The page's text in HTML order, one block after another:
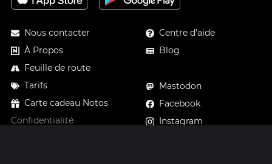
Nous contacter
À Propos
Feuille de route
Tarifs
Carte cadeau Notos
Confidentialité
Centre d'aide
Blog
Mastodon
Facebook
Instagram